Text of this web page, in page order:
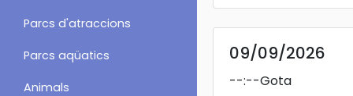
Parcs d'atraccions
Parcs aqüatics
Animals
09/09/2026
--:--Gota